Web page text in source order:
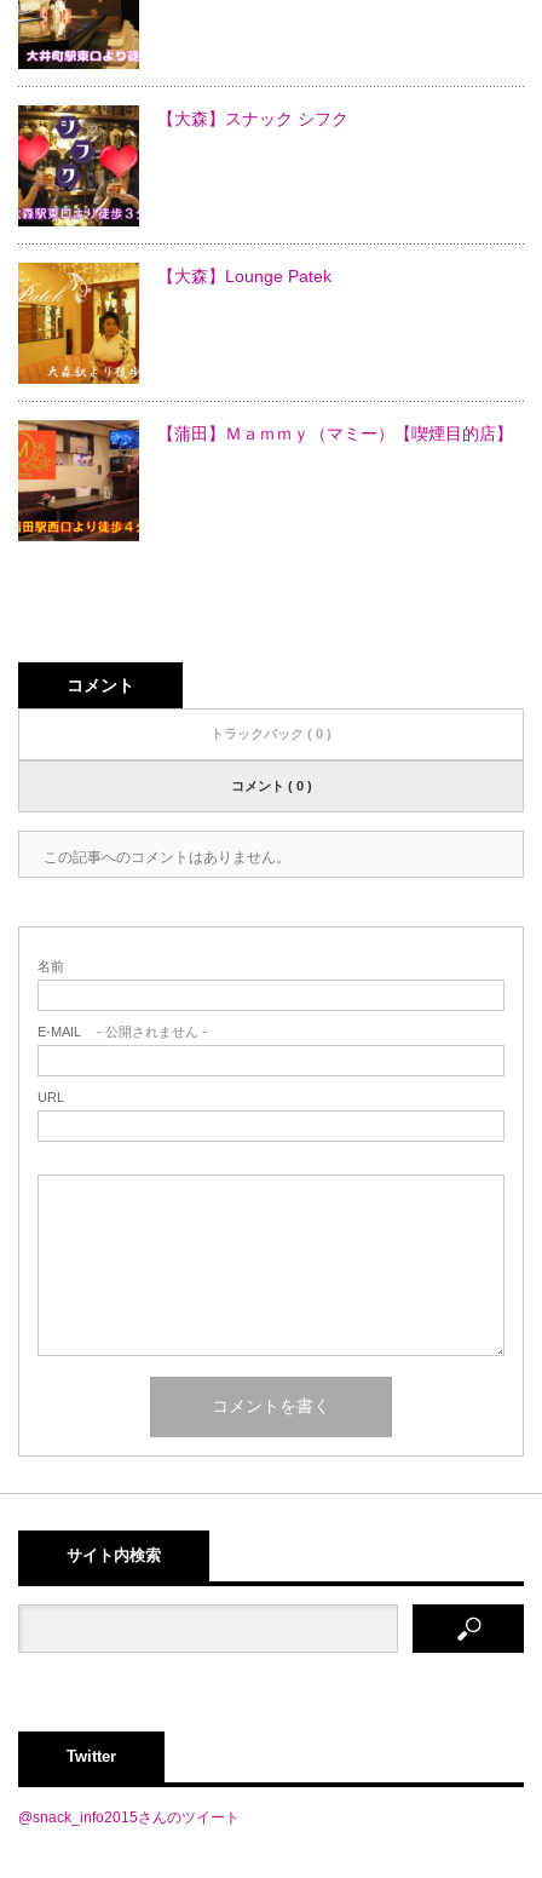
【大森】スナック シフク
【大森】Lounge Patek
【蒲田】Ｍａｍｍｙ（マミー）【喫煙目的店】
コメント
トラックバック ( 0 )
コメント ( 0 )
この記事へのコメントはありません。
名前
E-MAIL - 公開されません -
URL
サイト内検索
Twitter
@snack_info2015さんのツイート